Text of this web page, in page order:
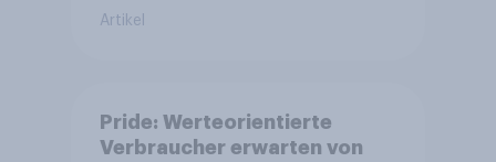
Artikel
Pride: Werteorientierte
Verbraucher erwarten von